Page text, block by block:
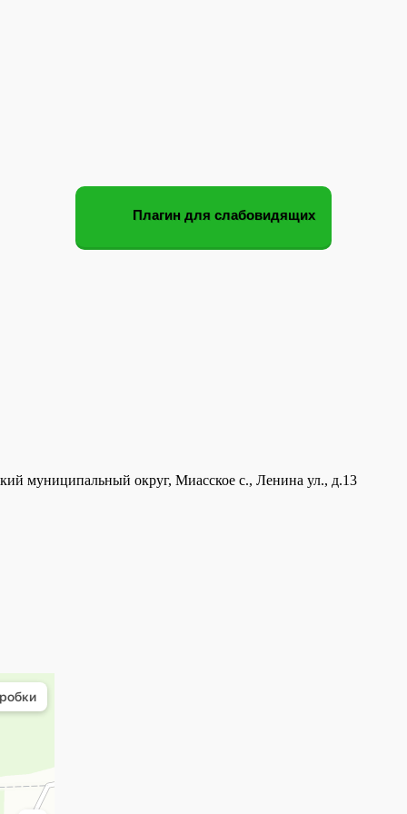
Плагин для слабовидящих
муниципальный округ, Миасское с., Ленина ул., д.13